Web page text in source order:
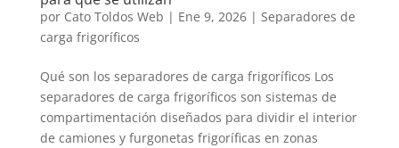
por Cato Toldos Web | Ene 9, 2026| Separadores de
carga frigoríficos
Qué son los separadores de carga frigoríficos Los
separadores de carga frigoríficos son sistemas de
compartimentación diseñados para dividir el interior
de camiones y furgonetas frigoríficas en zonas